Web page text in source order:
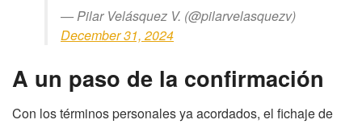
— Pilar Velásquez V. (@pilarvelasquezv)
December 31, 2024
A un paso de la confirmación
Con los términos personales ya acordados, el fichaje de